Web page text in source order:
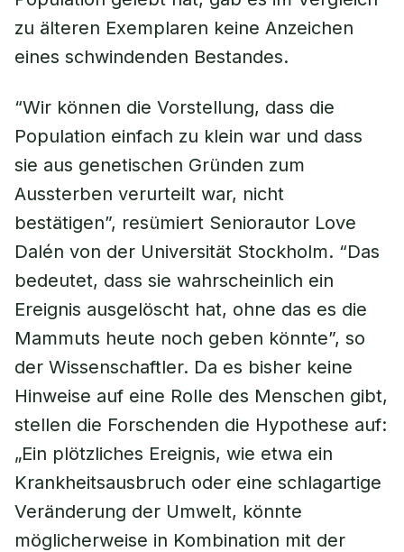
zu älteren Exemplaren keine Anzeichen
eines schwindenden Bestandes.
“Wir können die Vorstellung, dass die
Population einfach zu klein war und dass
sie aus genetischen Gründen zum
Aussterben verurteilt war, nicht
bestätigen”, resümiert Seniorautor Love
Dalén von der Universität Stockholm. “Das
bedeutet, dass sie wahrscheinlich ein
Ereignis ausgelöscht hat, ohne das es die
Mammuts heute noch geben könnte”, so
der Wissenschaftler. Da es bisher keine
Hinweise auf eine Rolle des Menschen gibt,
stellen die Forschenden die Hypothese auf:
„Ein plötzliches Ereignis, wie etwa ein
Krankheitsausbruch oder eine schlagartige
Veränderung der Umwelt, könnte
möglicherweise in Kombination mit der